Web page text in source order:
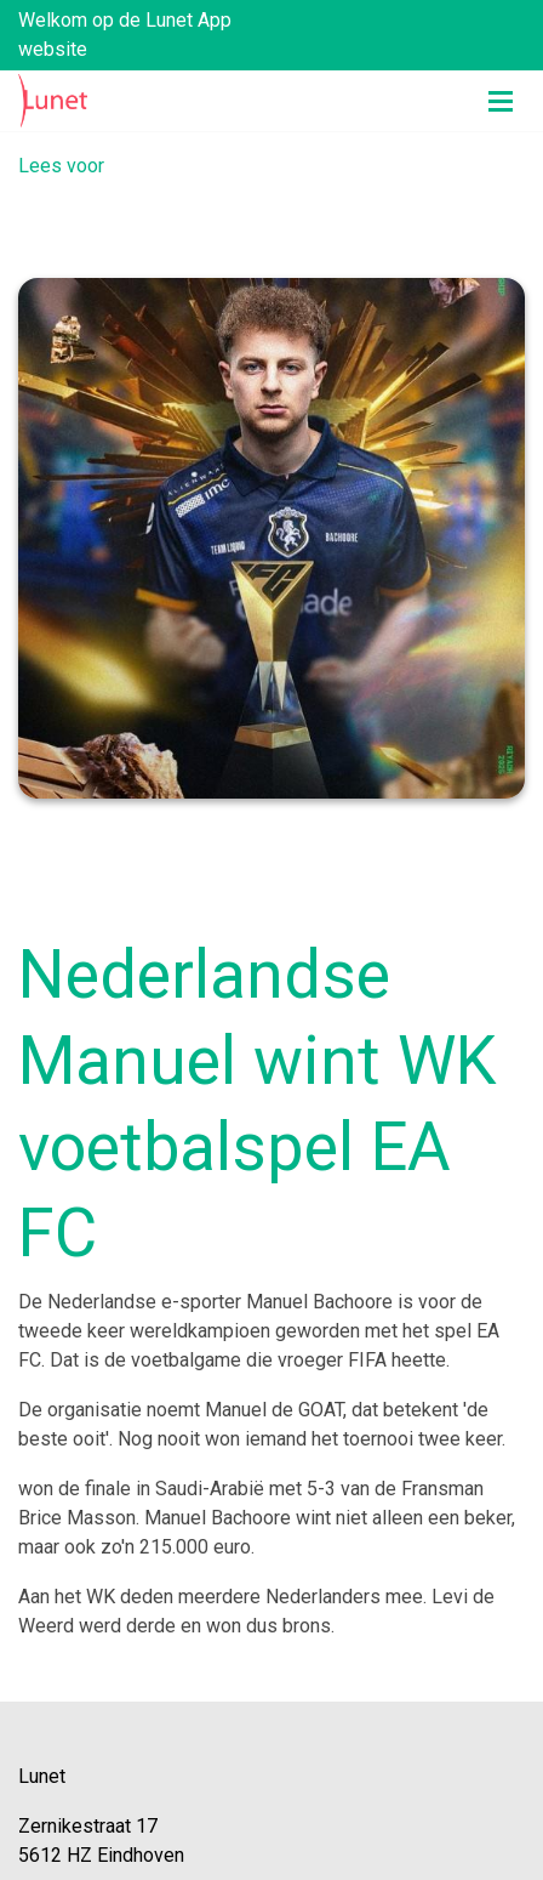
Welkom op de Lunet App
website
Lees voor
Nederlandse
Manuel wint WK
voetbalspel EA
FC
De Nederlandse e-sporter Manuel Bachoore is voor de
tweede keer wereldkampioen geworden met het spel EA
FC. Dat is de voetbalgame die vroeger FIFA heette.
De organisatie noemt Manuel de GOAT, dat betekent 'de
beste ooit'. Nog nooit won iemand het toernooi twee keer.
won de finale in Saudi-Arabië met 5-3 van de Fransman
Brice Masson. Manuel Bachoore wint niet alleen een beker,
maar ook zo'n 215.000 euro.
Aan het WK deden meerdere Nederlanders mee. Levi de
Weerd werd derde en won dus brons.
Lunet
Zernikestraat 17
5612 HZ Eindhoven